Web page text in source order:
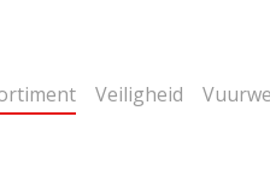
Veiligheid